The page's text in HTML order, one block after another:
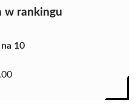
w rankingu
10